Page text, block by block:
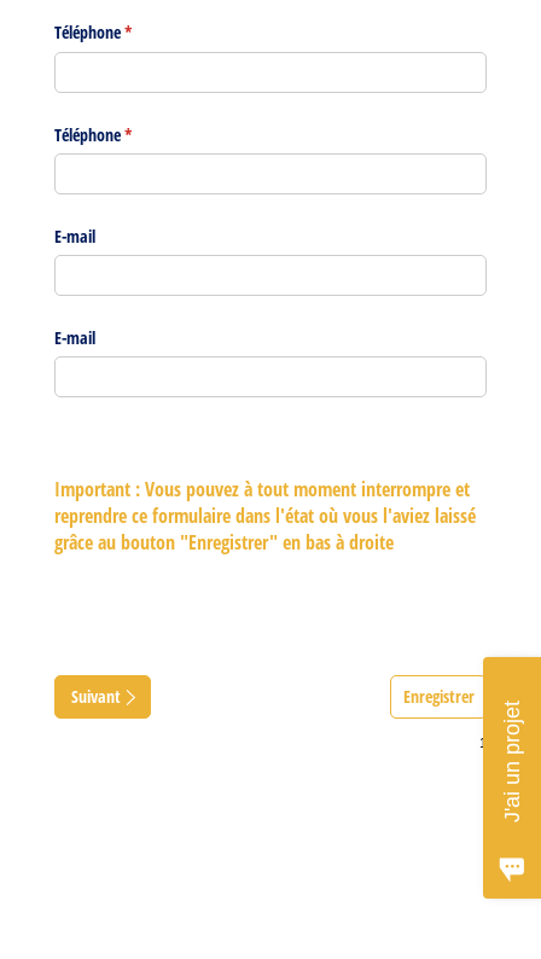
Téléphone*
(requis)
Téléphone*
(requis)
E-mail
E-mail
Important :Vous pouvez à tout moment interrompre et
reprendre ce formulaire dans l'état où vous l'aviez laissé
grâce au bouton "Enregistrer" en bas à droite
Suivant Enregistrer
J'ai un projet